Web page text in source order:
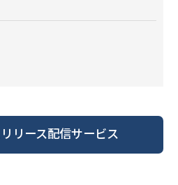
リース配信サービス